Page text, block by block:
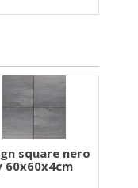
square nero
60x60x4cm